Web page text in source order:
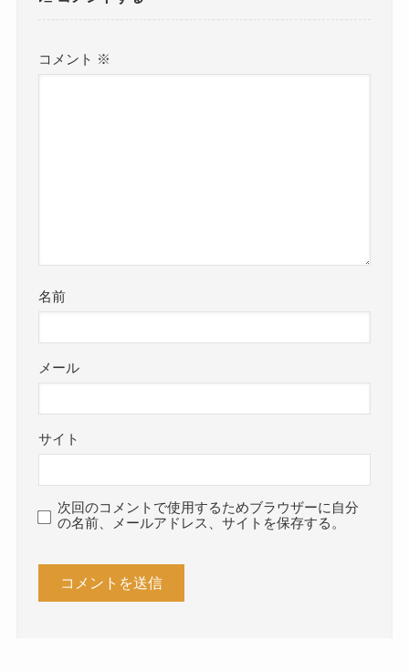
コメント ※
名前
メール
サイト
次回のコメントで使用するためブラウザーに自分
の名前、メールアドレス、サイトを保存する。